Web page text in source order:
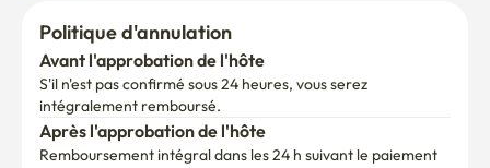
Politique d'annulation
Avant l'approbation de l'hôte
S'il n'est pas confirmé sous 24 heures, vous serez
intégralement remboursé.
Après l'approbation de l'hôte
Remboursement intégral dans les 24 h suivant le paiement